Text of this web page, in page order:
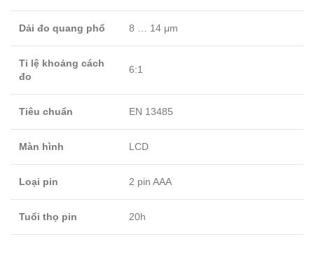
Dải đo quang phổ 8 … 14 μm
Tỉ lệ khoảng cách
đo
6:1
Tiêu chuẩn EN 13485
Màn hình LCD
Loại pin 2 pin AAA
Tuổi thọ pin 20h